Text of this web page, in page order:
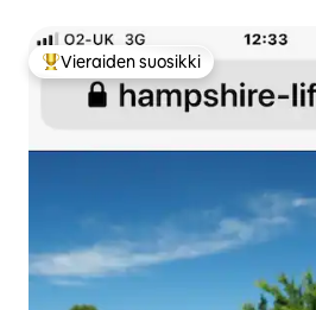
Vieraiden suosikkien parhaimmistoa
Vieraiden suosikki